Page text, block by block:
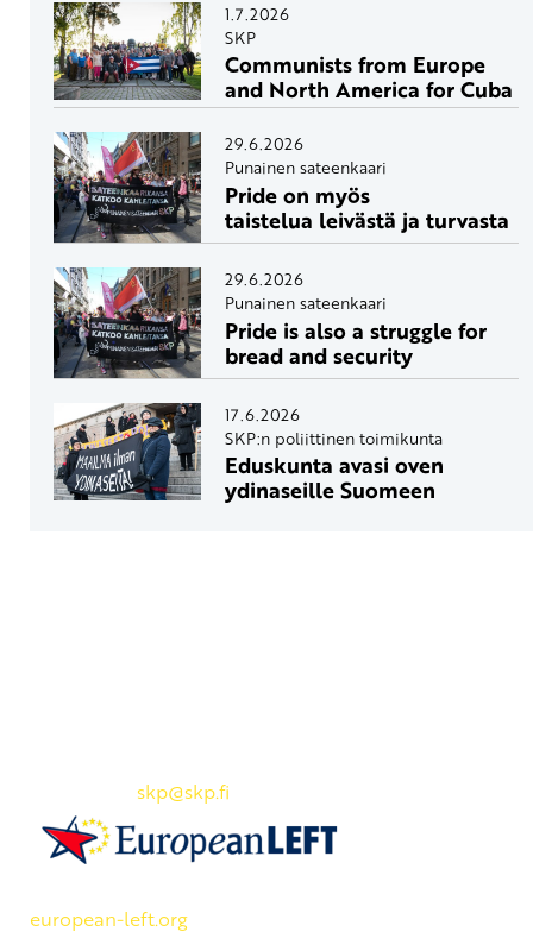
1.7.2026
SKP
Communists from Europe
and North America for Cuba
29.6.2026
Punainen sateenkaari
Pride on myös
taistelua leivästä ja turvasta
29.6.2026
Punainen sateenkaari
Pride is also a struggle for
bread and security
17.6.2026
SKP:n poliittinen toimikunta
Eduskunta avasi oven
ydinaseille Suomeen
skp@skp.fi
european-left.org